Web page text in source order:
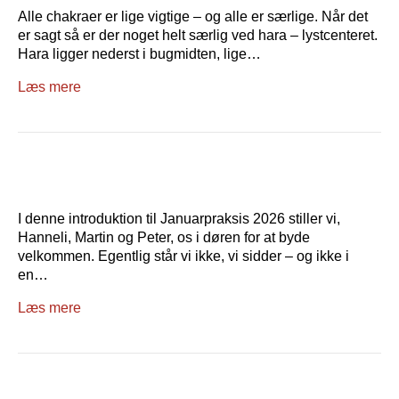
Alle chakraer er lige vigtige – og alle er særlige. Når det
er sagt så er der noget helt særlig ved hara – lystcenteret.
Hara ligger nederst i bugmidten, lige…
Læs mere
I denne introduktion til Januarpraksis 2026 stiller vi,
Hanneli, Martin og Peter, os i døren for at byde
velkommen. Egentlig står vi ikke, vi sidder – og ikke i
en…
Læs mere